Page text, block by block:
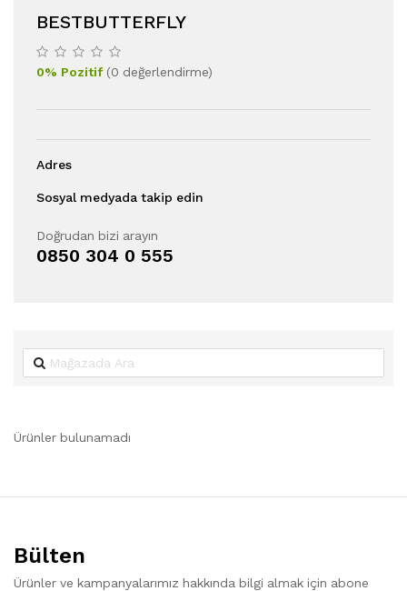
BESTBUTTERFLY
0% Pozitif(0 değerlendirme)
Adres
Sosyal medyada takip edin
Doğrudan bizi arayın
0850 304 0 555
Ürünler bulunamadı
Bülten
Ürünler ve kampanyalarımız hakkında bilgi almak için abone